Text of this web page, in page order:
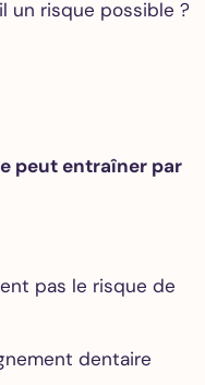
un risque possible ?
peut entraîner par
pas le risque de
dentaire